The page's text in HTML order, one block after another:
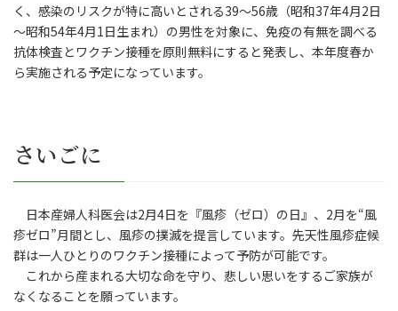
く、感染のリスクが特に高いとされる39～56歳（昭和37年4月2日
～昭和54年4月1日生まれ）の男性を対象に、免疫の有無を調べる
抗体検査とワクチン接種を原則無料にすると発表し、本年度春か
ら実施される予定になっています。
さいごに
日本産婦人科医会は2月4日を『風疹（ゼロ）の日』、2月を“風
疹ゼロ”月間とし、風疹の撲滅を提言しています。先天性風疹症候
群は一人ひとりのワクチン接種によって予防が可能です。
これから産まれる大切な命を守り、悲しい思いをするご家族が
なくなることを願っています。